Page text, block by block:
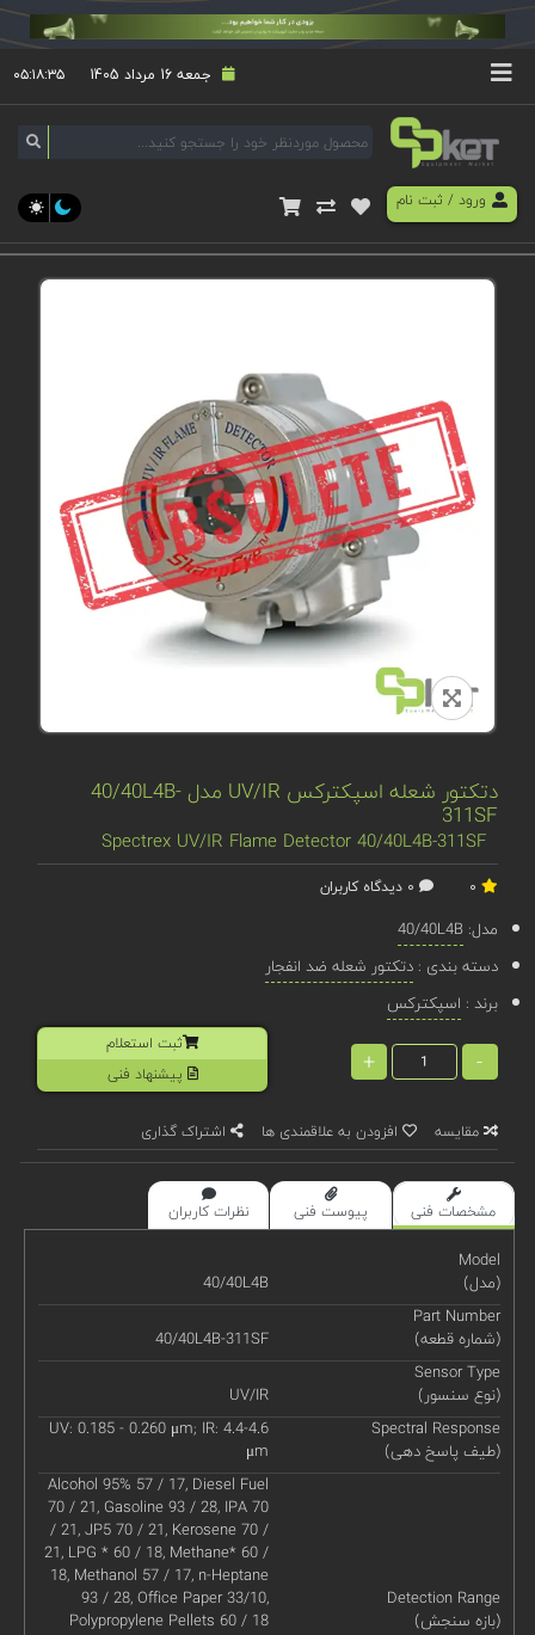
جمعه 16 مرداد 1405 ۰۵:۱۸:۳۵
ورود/ ثبت نام
دتکتور شعله اسپکترکس UV/IR مدل 40/40L4B-
311SF
Spectrex UV/IR Flame Detector 40/40L4B-311SF
مدل:40/40L4B
دسته بندی :دتکتور شعله ضد انفجار
برند : اسپکترکس
-
+
ثبت استعلام
پیشنهاد فنی
مقایسه افزودن به علاقمندی ها اشتراک گذاری
مشخصات فنی پیوست فنی نظرات کاربران
Model
(مدل)
40/40L4B
Part Number
(شماره قطعه)
40/40L4B-311SF
Sensor Type
(نوع سنسور)
UV/IR
Spectral Response
(طیف پاسخ دهی)
UV: 0.185 - 0.260 μm; IR: 4.4-4.6
μm
Detection Range
(بازه سنجش)
Alcohol 95% 57 / 17, Diesel Fuel
70 / 21, Gasoline 93 / 28, IPA 70
/ 21, JP5 70 / 21, Kerosene 70 /
21, LPG * 60 / 18, Methane* 60 /
18, Methanol 57 / 17, n-Heptane
93 / 28, Office Paper 33/10,
Polypropylene Pellets 60 / 18